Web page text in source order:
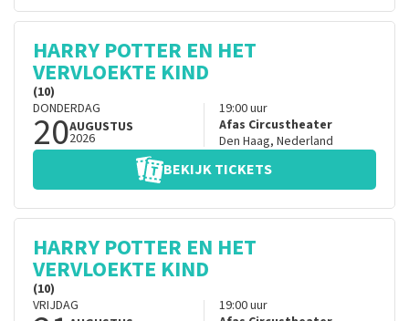
HARRY POTTER EN HET
VERVLOEKTE KIND
(10)
DONDERDAG
20AUGUSTUS
2026
19:00uur
Afas Circustheater
Den Haag, Nederland
BEKIJK TICKETS
HARRY POTTER EN HET
VERVLOEKTE KIND
(10)
VRIJDAG
19:00uur